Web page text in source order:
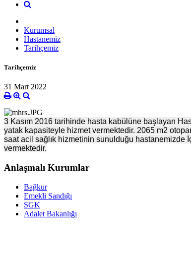
Kurumsal
Hastanemiz
Tarihçemiz
Tarihçemiz
31 Mart 2022
3 Kasım 2016 tarihinde hasta kabülüne başlayan
yatak kapasiteyle hizmet vermektedir. 2065 m2
saat acil sağlık hizmetinin sunulduğu hastanemizde
vermektedir.
Anlaşmalı Kurumlar
Bağkur
Emekli Sandığı
SGK
Adalet Bakanlığı